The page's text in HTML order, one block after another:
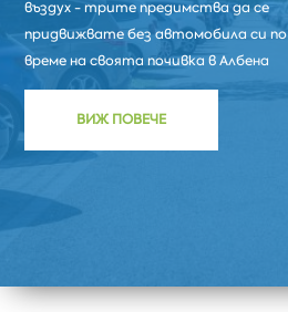
въздух - трите предимства да се
придвижвате без автомобила си по
време на своята почивка в Албена
ВИЖ ПОВЕЧЕ